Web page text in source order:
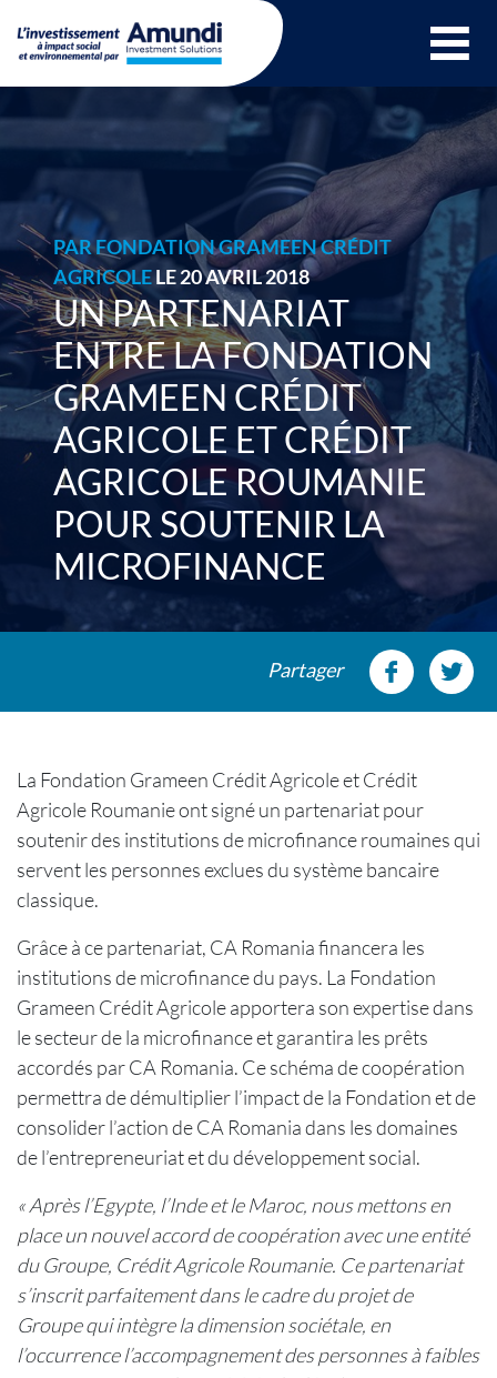
PARFONDATION GRAMEEN CRÉDIT
AGRICOLELE 20 AVRIL 2018
UN PARTENARIAT
ENTRE LA FONDATION
GRAMEEN CRÉDIT
AGRICOLE ET CRÉDIT
AGRICOLE ROUMANIE
POUR SOUTENIR LA
MICROFINANCE
Partager
La Fondation Grameen Crédit Agricole et Crédit
Agricole Roumanie ont signé un partenariat pour
soutenir des institutions de microfinance roumaines qui
servent les personnes exclues du système bancaire
classique.
Grâce à ce partenariat, CA Romania financera les
institutions de microfinance du pays. La Fondation
Grameen Crédit Agricole apportera son expertise dans
le secteur de la microfinance et garantira les prêts
accordés par CA Romania. Ce schéma de coopération
permettra de démultiplier l’impact de la Fondation et de
consolider l’action de CA Romania dans les domaines
de l’entrepreneuriat et du développement social.
« Après l’Egypte, l’Inde et le Maroc, nous mettons en
place un nouvel accord de coopération avec une entité
du Groupe, Crédit Agricole Roumanie. Ce partenariat
s’inscrit parfaitement dans le cadre du projet de
Groupe qui intègre la dimension sociétale, en
l’occurrence l’accompagnement des personnes à faibles